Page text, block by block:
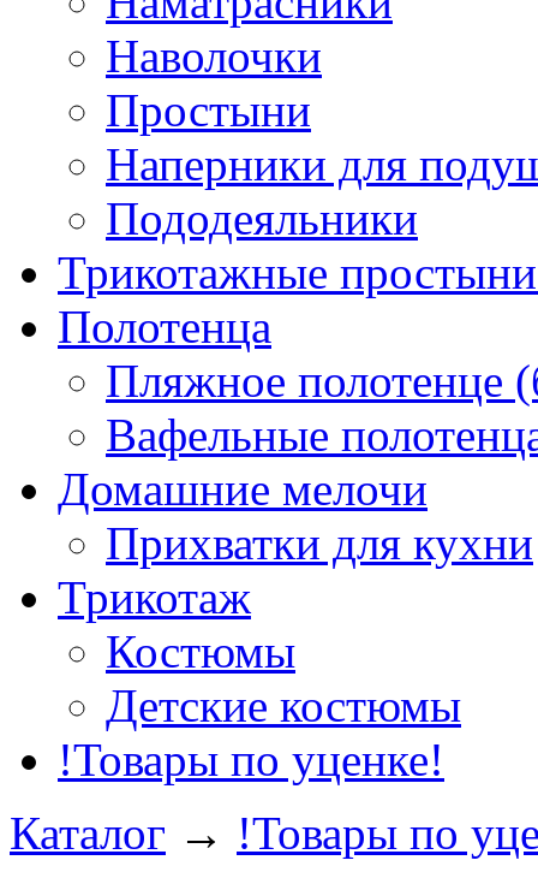
Наволочки
Простыни
Наперники для
Пододеяльники
Трикотажные
Полотенца
Пляжное полотенце
Вафельные
Домашние мелочи
Прихватки для кухни
Трикотаж
Костюмы
Детские костюмы
!Товары по уценке!
Каталог → !Товары по